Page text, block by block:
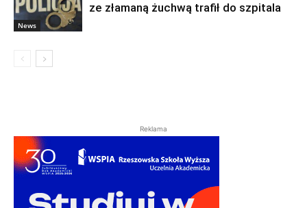
News
ze złamaną żuchwą trafił do szpitala
Reklama